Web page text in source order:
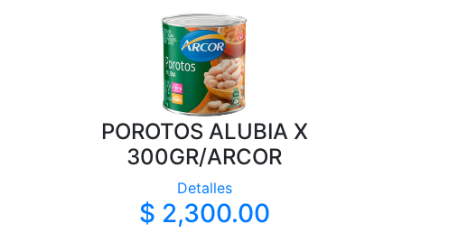
POROTOS ALUBIA X
300GR/ARCOR
Detalles
$ 2,300.00